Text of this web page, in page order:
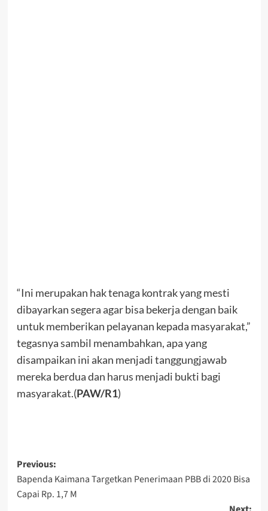
“Ini merupakan hak tenaga kontrak yang mesti
dibayarkan segera agar bisa bekerja dengan baik
untuk memberikan pelayanan kepada masyarakat,”
tegasnya sambil menambahkan, apa yang
disampaikan ini akan menjadi tanggungjawab
mereka berdua dan harus menjadi bukti bagi
masyarakat.(PAW/R1)
Post
navigation
Previous:
Bapenda Kaimana Targetkan Penerimaan PBB di 2020 Bisa
Capai Rp. 1,7 M